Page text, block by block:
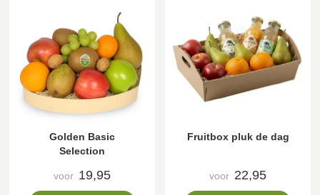
Golden Basic
Selection
voor 19,95
Fruitbox pluk de dag
voor 22,95